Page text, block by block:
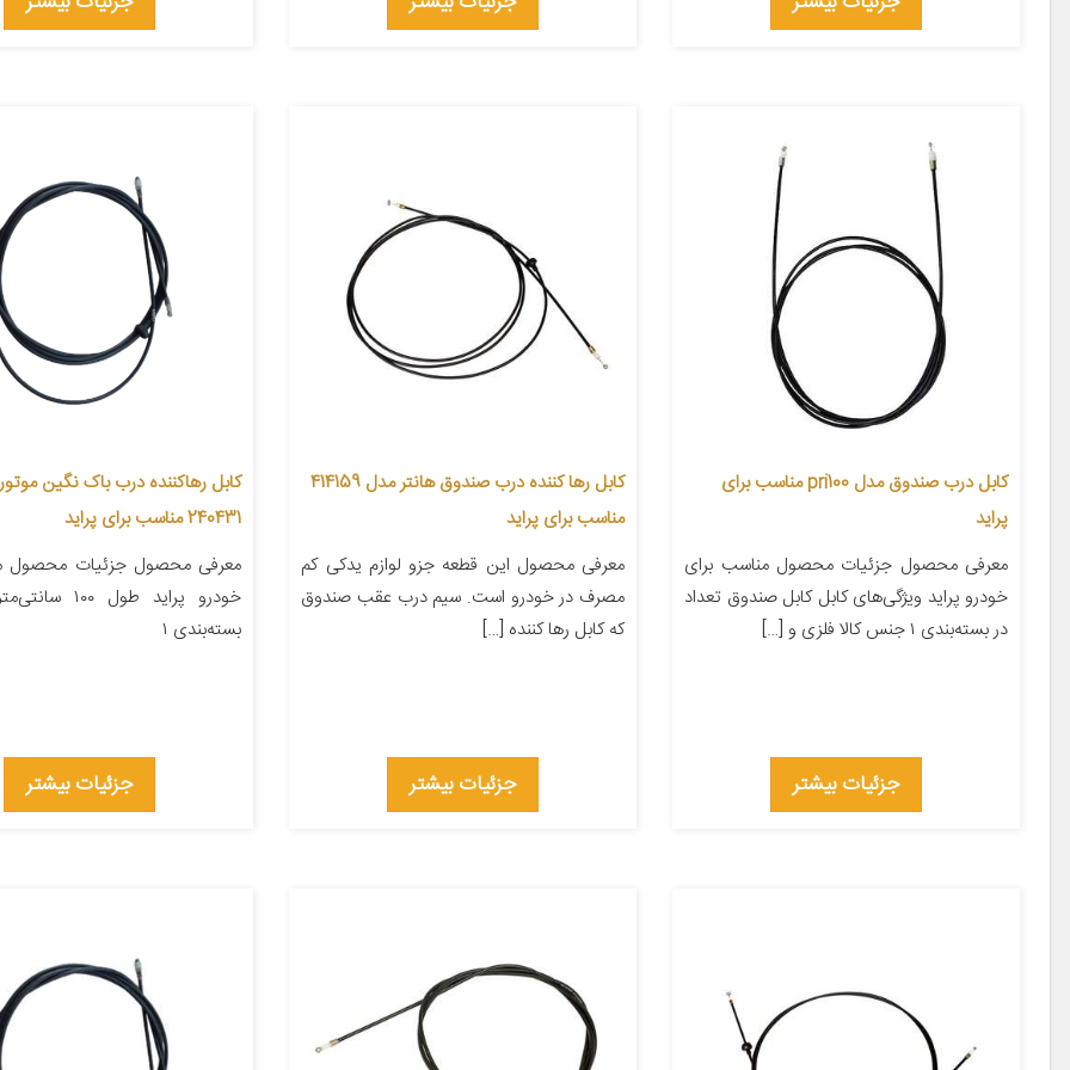
کابل درب صندوق مدل pri100 مناسب برای
پراید
معرفی محصول جزئیات محصول مناسب برای
خودرو پراید ویژگی‌های کابل کابل صندوق تعداد
در بسته‌بندی ۱ جنس کالا فلزی و […]
جزئیات بیشتر
کابل رها کننده درب صندوق هانتر مدل 414159
مناسب برای پراید
معرفی محصول این قطعه جزو لوازم یدکی کم
مصرف در خودرو است. سیم درب عقب صندوق
که کابل رها کننده […]
جزئیات بیشتر
کابل رهاکننده درب باک نگین
240431 مناسب برای پراید
معرفی محصول جزئیات محصول
خودرو پراید
بسته‌بندی ۱
جزئیات بیشتر